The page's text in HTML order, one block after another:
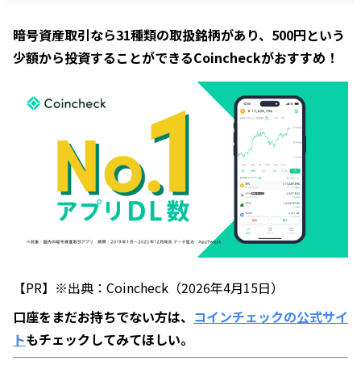
暗号資産取引なら31種類の取扱銘柄があり、500円という
少額から投資することができるCoincheckがおすすめ！
【PR】※出典：Coincheck（2026年4月15日）
口座をまだお持ちでない方は、 コインチェックの公式サイ
トもチェックしてみてほしい。